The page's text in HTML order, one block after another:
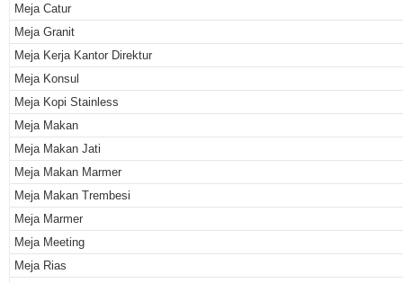
Meja Catur
Meja Granit
Meja Kerja Kantor Direktur
Meja Konsul
Meja Kopi Stainless
Meja Makan
Meja Makan Jati
Meja Makan Marmer
Meja Makan Trembesi
Meja Marmer
Meja Meeting
Meja Rias